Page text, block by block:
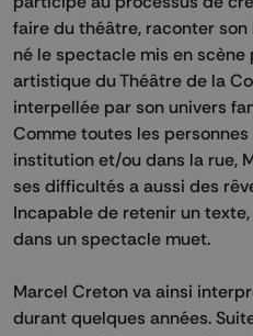
faire du théâtre, raconter son
né le spectacle mis en
artistique du Théâtre de la
interpellée par son univers
Comme toutes les
institution et/ou dans la rue,
ses difficultés a aussi des
Incapable de retenir un
dans un spectacle muet.
Marcel Creton va ainsi
durant quelques années.